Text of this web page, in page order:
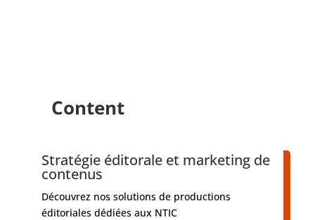
Content
Stratégie éditorale et marketing de
contenus
Découvrez nos solutions de productions
éditoriales dédiées aux NTIC